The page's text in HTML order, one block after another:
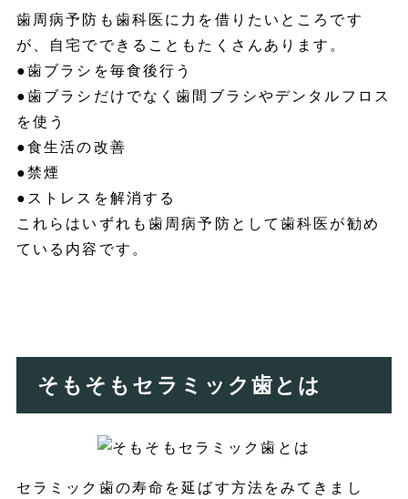
歯周病予防も歯科医に力を借りたいところです
が、自宅でできることもたくさんあります。
●歯ブラシを毎食後行う
●歯ブラシだけでなく歯間ブラシやデンタルフロス
を使う
●食生活の改善
●禁煙
●ストレスを解消する
これらはいずれも歯周病予防として歯科医が勧め
ている内容です。
そもそもセラミック歯とは
セラミック歯の寿命を延ばす方法をみてきまし